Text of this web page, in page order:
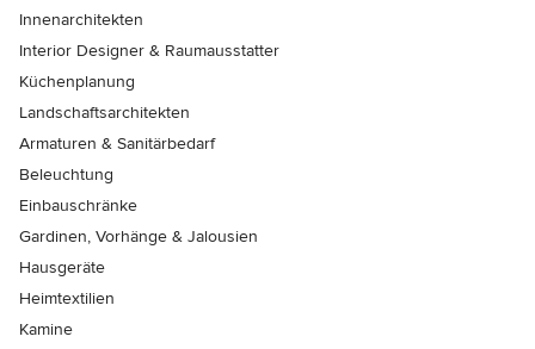
Innenarchitekten
Interior Designer & Raumausstatter
Küchenplanung
Landschaftsarchitekten
Armaturen & Sanitärbedarf
Beleuchtung
Einbauschränke
Gardinen, Vorhänge & Jalousien
Hausgeräte
Heimtextilien
Kamine